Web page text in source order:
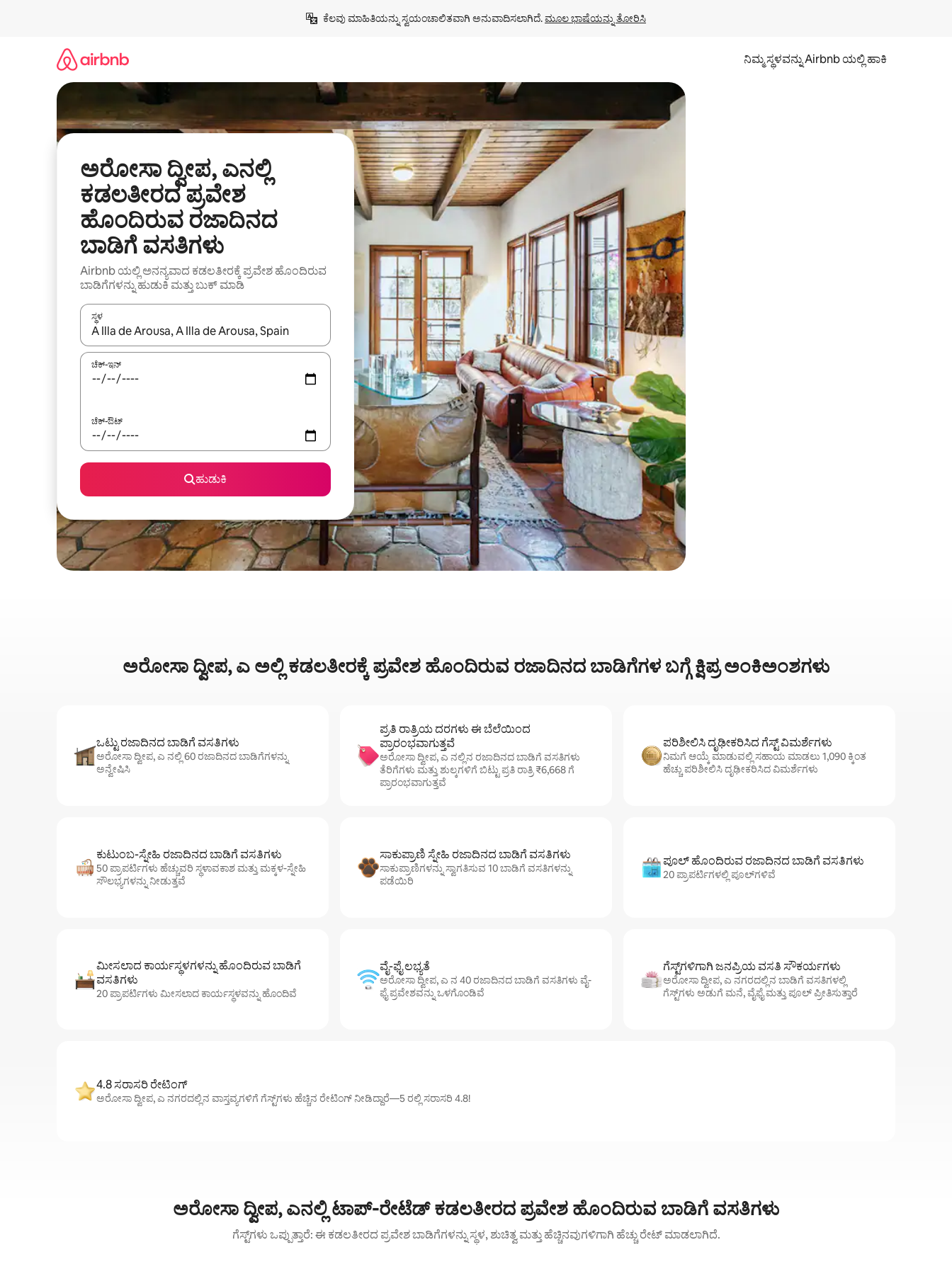
ಕೆಲವು ಮಾಹಿತಿಯನ್ನು ಸ್ವಯಂಚಾಲಿತವಾಗಿ ಅನುವಾದಿಸಲಾಗಿದೆ. ಮೂಲ ಭಾಷೆಯನ್ನು ತೋರಿಸಿ
ನಿಮ್ಮ ಸ್ಥಳವನ್ನು Airbnb ಯಲ್ಲಿ ಹಾಕಿ
ಅರೋಸಾ ದ್ವೀಪ, ಎನಲ್ಲಿ
ಕಡಲತೀರದ ಪ್ರವೇಶ
ಹೊಂದಿರುವ ರಜಾದಿನದ
ಬಾಡಿಗೆ ವಸತಿಗಳು
Airbnb ಯಲ್ಲಿ ಅನನ್ಯವಾದ ಕಡಲತೀರಕ್ಕೆ ಪ್ರವೇಶ ಹೊಂದಿರುವ
ಬಾಡಿಗೆಗಳನ್ನು ಹುಡುಕಿ ಮತ್ತು ಬುಕ್ ಮಾಡಿ
ಸ್ಥಳ
ಫಲಿತಾಂಶಗಳು ಲಭ್ಯವಿರುವಾಗ, ಅಪ್ ಮತ್ತು ಡೌನ್ ಬಾಣದ ಕೀಲಿಗಳೊಂದಿಗೆ ನ್ಯಾವಿಗೇಟ್ ಮಾಡಿ ಅಥವಾ ಸ್ಪರ್ಶ ಅಥವಾ ಸ್ವೈಪ್ ಗೆಸ್ಚರ್‌ಗಳ ಮೂಲಕ ಅನ್ವೇಷಿಸಿ.
ಚೆಕ್-ಇನ್
ಚೆಕ್-ಔಟ್
ಹುಡುಕಿ
ಅರೋಸಾ ದ್ವೀಪ, ಎ ಅಲ್ಲಿ ಕಡಲತೀರಕ್ಕೆ ಪ್ರವೇಶ ಹೊಂದಿರುವ ರಜಾದಿನದ ಬಾಡಿಗೆಗಳ ಬಗ್ಗೆ ಕ್ಷಿಪ್ರ ಅಂಕಿಅಂಶಗಳು
ಒಟ್ಟು ರಜಾದಿನದ ಬಾಡಿಗೆ ವಸತಿಗಳು
ಅರೋಸಾ ದ್ವೀಪ, ಎ ನಲ್ಲಿ 60 ರಜಾದಿನದ ಬಾಡಿಗೆಗಳನ್ನು
ಅನ್ವೇಷಿಸಿ
ಪ್ರತಿ ರಾತ್ರಿಯ ದರಗಳು ಈ ಬೆಲೆಯಿಂದ
ಪ್ರಾರಂಭವಾಗುತ್ತವೆ
ಅರೋಸಾ ದ್ವೀಪ, ಎ ನಲ್ಲಿನ ರಜಾದಿನದ ಬಾಡಿಗೆ ವಸತಿಗಳು
ತೆರಿಗೆಗಳು ಮತ್ತು ಶುಲ್ಕಗಳಿಗೆ ಬಿಟ್ಟು ಪ್ರತಿ ರಾತ್ರಿ ₹6,668 ಗೆ
ಪ್ರಾರಂಭವಾಗುತ್ತವೆ
ಪರಿಶೀಲಿಸಿ ದೃಢೀಕರಿಸಿದ ಗೆಸ್ಟ್ ವಿಮರ್ಶೆಗಳು
ನಿಮಗೆ ಆಯ್ಕೆ ಮಾಡುವಲ್ಲಿ ಸಹಾಯ ಮಾಡಲು 1,090 ಕ್ಕಿಂತ
ಹೆಚ್ಚು ಪರಿಶೀಲಿಸಿ ದೃಢೀಕರಿಸಿದ ವಿಮರ್ಶೆಗಳು
ಕುಟುಂಬ-ಸ್ನೇಹಿ ರಜಾದಿನದ ಬಾಡಿಗೆ ವಸತಿಗಳು
50 ಪ್ರಾಪರ್ಟಿಗಳು ಹೆಚ್ಚುವರಿ ಸ್ಥಳಾವಕಾಶ ಮತ್ತು ಮಕ್ಕಳ-ಸ್ನೇಹಿ
ಸೌಲಭ್ಯಗಳನ್ನು ನೀಡುತ್ತವೆ
ಸಾಕುಪ್ರಾಣಿ ಸ್ನೇಹಿ ರಜಾದಿನದ ಬಾಡಿಗೆ ವಸತಿಗಳು
ಸಾಕುಪ್ರಾಣಿಗಳನ್ನು ಸ್ವಾಗತಿಸುವ 10 ಬಾಡಿಗೆ ವಸತಿಗಳನ್ನು
ಪಡೆಯಿರಿ
ಪೂಲ್ ಹೊಂದಿರುವ ರಜಾದಿನದ ಬಾಡಿಗೆ ವಸತಿಗಳು
20 ಪ್ರಾಪರ್ಟಿಗಳಲ್ಲಿ ಪೂಲ್‌‌‌‌‌‌‌‌‌ಗಳಿವೆ
ಮೀಸಲಾದ ಕಾರ್ಯಸ್ಥಳಗಳನ್ನು ಹೊಂದಿರುವ ಬಾಡಿಗೆ
ವಸತಿಗಳು
20 ಪ್ರಾಪರ್ಟಿಗಳು ಮೀಸಲಾದ ಕಾರ್ಯಸ್ಥಳವನ್ನು ಹೊಂದಿವೆ
ವೈ-ಫೈ ಲಭ್ಯತೆ
ಅರೋಸಾ ದ್ವೀಪ, ಎ ನ 40 ರಜಾದಿನದ ಬಾಡಿಗೆ ವಸತಿಗಳು ವೈ-
ಫೈ ಪ್ರವೇಶವನ್ನು ಒಳಗೊಂಡಿವೆ
ಗೆಸ್ಟ್‌ಗಳಿಗಾಗಿ ಜನಪ್ರಿಯ ವಸತಿ ಸೌಕರ್ಯಗಳು
ಅರೋಸಾ ದ್ವೀಪ, ಎ ನಗರದಲ್ಲಿನ ಬಾಡಿಗೆ ವಸತಿಗಳಲ್ಲಿ
ಗೆಸ್ಟ್‌ಗಳು ಅಡುಗೆ ಮನೆ, ವೈಫೈ ಮತ್ತು ಪೂಲ್ ಪ್ರೀತಿಸುತ್ತಾರೆ
4.8 ಸರಾಸರಿ ರೇಟಿಂಗ್
ಅರೋಸಾ ದ್ವೀಪ, ಎ ನಗರದಲ್ಲಿನ ವಾಸ್ತವ್ಯಗಳಿಗೆ ಗೆಸ್ಟ್‌ಗಳು ಹೆಚ್ಚಿನ ರೇಟಿಂಗ್ ನೀಡಿದ್ದಾರೆ—5 ರಲ್ಲಿ ಸರಾಸರಿ 4.8!
ಅರೋಸಾ ದ್ವೀಪ, ಎನಲ್ಲಿ ಟಾಪ್-ರೇಟೆಡ್ ಕಡಲತೀರದ ಪ್ರವೇಶ ಹೊಂದಿರುವ ಬಾಡಿಗೆ ವಸತಿಗಳು
ಗೆಸ್ಟ್‌ಗಳು ಒಪ್ಪುತ್ತಾರೆ: ಈ ಕಡಲತೀರದ ಪ್ರವೇಶ ಬಾಡಿಗೆಗಳನ್ನು ಸ್ಥಳ, ಶುಚಿತ್ವ ಮತ್ತು ಹೆಚ್ಚಿನವುಗಳಿಗಾಗಿ ಹೆಚ್ಚು ರೇಟ್ ಮಾಡಲಾಗಿದೆ.